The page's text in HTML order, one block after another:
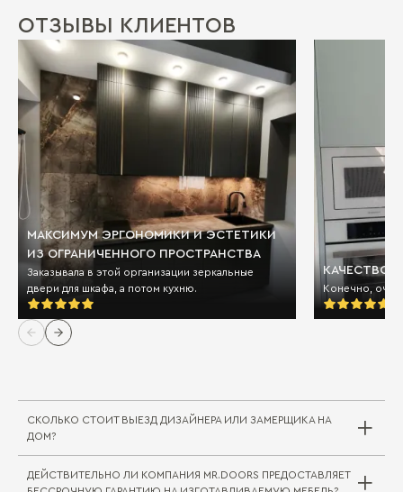
ОТЗЫВЫ КЛИЕНТОВ
МАКСИМУМ ЭРГОНОМИКИ И ЭСТЕТИКИ
ИЗ ОГРАНИЧЕННОГО ПРОСТРАНСТВА
Заказывала в этой организации зеркальные
двери для шкафа, а потом кухню.
КАЧЕСТВО
Конечно,
СКОЛЬКО СТОИТ ВЫЕЗД ДИЗАЙНЕРА ИЛИ ЗАМЕРЩИКА НА
ДОМ?
Выезд дизайнера/замерщика в компании
ДЕЙСТВИТЕЛЬНО ЛИ КОМПАНИЯ MR.DOORS ПРЕДОСТАВЛЯЕТ